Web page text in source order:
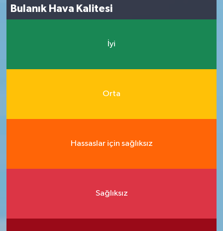
Bulanık Hava Kalitesi
İyi
Orta
Hassaslar için sağlıksız
Sağlıksız